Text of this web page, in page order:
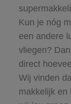
Kun je nóg
een andere
vliegen?
direct
Wij vinden
makkelijk en